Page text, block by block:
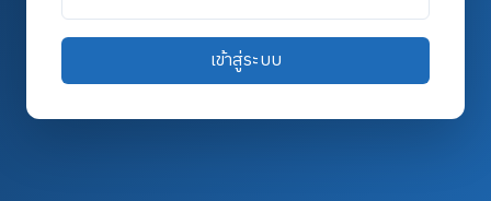
เข้าสู่ระบบ